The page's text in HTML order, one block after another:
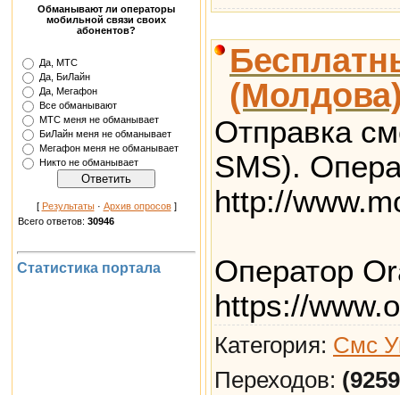
Обманывают ли операторы
мобильной связи своих
абонентов?
Да, МТС
Да, БиЛайн
Да, Мегафон
Все обманывают
МТС меня не обманывает
БиЛайн меня не обманывает
Мегафон меня не обманывает
Никто не обманывает
[ Результаты· Архив опросов]
Всего ответов: 30946
Статистика портала
Отправка
SMS).
http://
Оператор
https://
Категория: Смс
Переходов: